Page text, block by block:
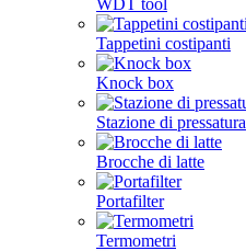
WDT tool
Tappetini costipanti
Knock box
Stazione di pressatura
Brocche di latte
Portafilter
Termometri